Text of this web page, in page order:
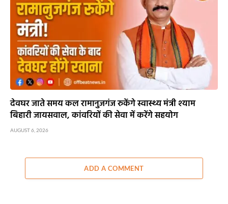
देवघर जाते समय कल रामानुजगंज रुकेंगे स्वास्थ्य मंत्री श्याम
बिहारी जायसवाल, कांवरियों की सेवा में करेंगे सहयोग
AUGUST 6, 2026
ADD A COMMENT